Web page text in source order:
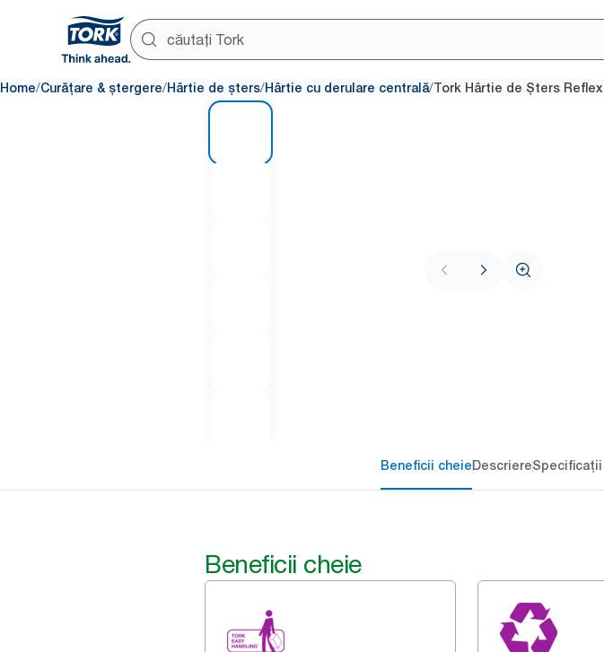
Home/Curățare & ștergere/Hârtie de șters/Hârtie cu derulare centrală/Tork Hârtie de Șters
Beneficii cheieDescriere
Beneficii cheie